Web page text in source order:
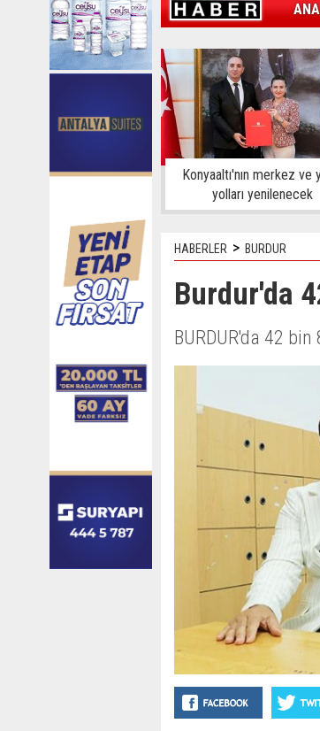
KAMPÜS SPOR
Konyaaltı'nın merkez ve
yolları yenilenecek
HABERLER > BURDUR
Burdur'da
BURDUR'da 42